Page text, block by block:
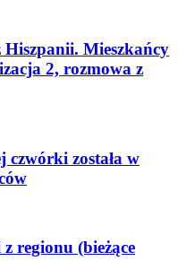
Hiszpanii. Mieszkańcy
2, rozmowa z
czwórki została w
regionu (bieżące